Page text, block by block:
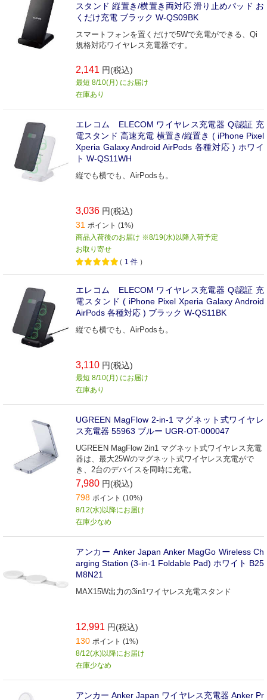
スタンド 縦置き/横置き両対応 滑り止めパッド お
くだけ充電 ブラック W-QS09BK
スマートフォンを置くだけで5Wで充電ができる、Qi
規格対応ワイヤレス充電器です。
2,141 円(税込)
最短 8/10(月) にお届け
在庫あり
エレコム ELECOM ワイヤレス充電器 Qi認証 充
電スタンド 高速充電 横置き/縦置き ( iPhone Pixel
Xperia Galaxy Android AirPods 各種対応 ) ホワイ
ト W-QS11WH
縦でも横でも、AirPodsも。
3,036 円(税込)
31 ポイント (1%)
商品入荷後のお届け ※8/19(水)以降入荷予定
お取り寄せ
（ 1 件 ）
エレコム ELECOM ワイヤレス充電器 Qi認証 充
電スタンド ( iPhone Pixel Xperia Galaxy Android
AirPods 各種対応 ) ブラック W-QS11BK
縦でも横でも、AirPodsも。
3,110 円(税込)
最短 8/10(月) にお届け
在庫あり
UGREEN MagFlow 2-in-1 マグネット式ワイヤレ
ス充電器 55963 ブルー UGR-OT-000047
UGREEN MagFlow 2in1 マグネット式ワイヤレス充電
器は、最大25Wのマグネット式ワイヤレス充電がで
き、2台のデバイスを同時に充電。
7,980 円(税込)
798 ポイント (10%)
8/12(水)以降にお届け
在庫少なめ
アンカー Anker Japan Anker MagGo Wireless Ch
arging Station (3-in-1 Foldable Pad) ホワイト B25
M8N21
MAX15W出力の3in1ワイヤレス充電スタンド
12,991 円(税込)
130 ポイント (1%)
8/12(水)以降にお届け
在庫少なめ
アンカー Anker Japan ワイヤレス充電器 Anker Pr